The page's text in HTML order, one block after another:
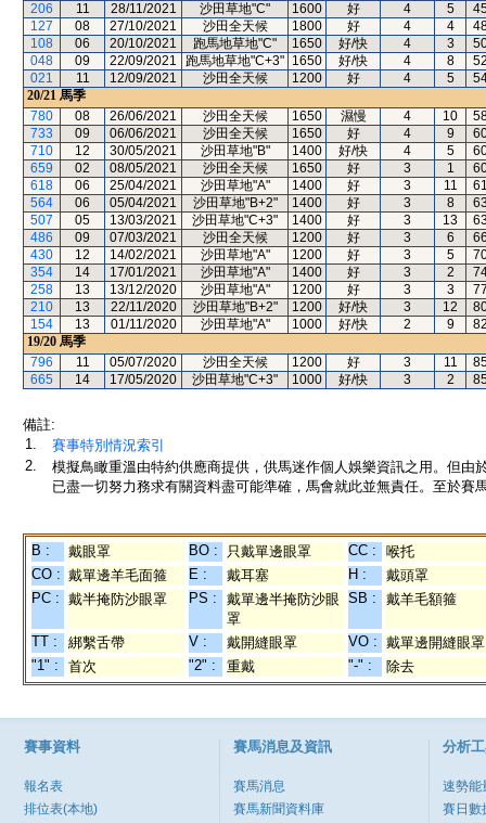
206
11 28/11/2021 沙田草地"C" 1600 好 4 5
127
08 27/10/2021 沙田全天候 1800 好 4 4
108
06 20/10/2021 跑馬地草地"C" 1650 好/快 4 3
048
09 22/09/2021 跑馬地草地"C+3" 1650 好/快 4 8
021
11 12/09/2021 沙田全天候 1200 好 4 5
20/21 馬季
780
08 26/06/2021 沙田全天候 1650 濕慢 4 10
733
09 06/06/2021 沙田全天候 1650 好 4 9
710
12 30/05/2021 沙田草地"B" 1400 好/快 4 5
659
02 08/05/2021 沙田全天候 1650 好 3 1
618
06 25/04/2021 沙田草地"A" 1400 好 3 11
564
06 05/04/2021 沙田草地"B+2" 1400 好 3 8
507
05 13/03/2021 沙田草地"C+3" 1400 好 3 13
486
09 07/03/2021 沙田全天候 1200 好 3 6
430
12 14/02/2021 沙田草地"A" 1200 好 3 5
354
14 17/01/2021 沙田草地"A" 1400 好 3 2
258
13 13/12/2020 沙田草地"A" 1200 好 3 3
210
13 22/11/2020 沙田草地"B+2" 1200 好/快 3 12
154
13 01/11/2020 沙田草地"A" 1000 好/快 2 9
19/20 馬季
796
11 05/07/2020 沙田全天候 1200 好 3 11
665
14 17/05/2020 沙田草地"C+3" 1000 好/快 3 2
備註:
1.
賽事特別情況索引
2.
模擬鳥瞰重溫由特約供應商提供，供馬迷作個人娛樂資訊之用。但
已盡一切努力務求有關資料盡可能準確，馬會就此並無責任。至於賽
B : 戴眼罩 BO : 只戴單邊眼罩 CC :
喉托
CO : 戴單邊羊毛面箍 E : 戴耳塞 H :
戴頭罩
PC : 戴半掩防沙眼罩 PS :
戴單邊半掩防沙眼
罩
SB : 戴羊毛額箍
TT : 綁繫舌帶 V : 戴開縫眼罩 VO : 戴單邊開縫眼罩
"1" :
首次 "2" : 重戴 "-" : 除去
賽事資料
報名表
排位表(本地)
賽馬消息及資訊
賽馬消息
賽馬新聞資料庫
分析
速勢能
賽日數